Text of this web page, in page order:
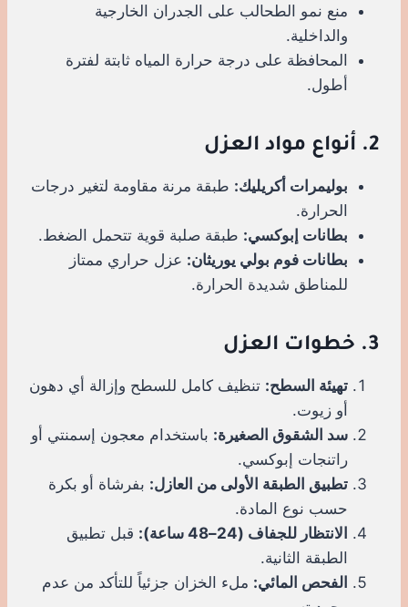
منع نمو الطحالب على الجدران الخارجية
والداخلية.
المحافظة على درجة حرارة المياه ثابتة لفترة
أطول.
2. أنواع مواد العزل
بوليمرات أكريليك: طبقة مرنة مقاومة لتغير درجات
الحرارة.
بطانات إبوكسي: طبقة صلبة قوية تتحمل الضغط.
بطانات فوم بولي يوريثان: عزل حراري ممتاز
للمناطق شديدة الحرارة.
3. خطوات العزل
تهيئة السطح: تنظيف كامل للسطح وإزالة أي دهون
أو زيوت.
سد الشقوق الصغيرة: باستخدام معجون إسمنتي أو
راتنجات إبوكسي.
تطبيق الطبقة الأولى من العازل: بفرشاة أو بكرة
حسب نوع المادة.
الانتظار للجفاف (24–48 ساعة):
قبل تطبيق
الطبقة الثانية.
الفحص المائي: ملء الخزان جزئياً للتأكد من عدم